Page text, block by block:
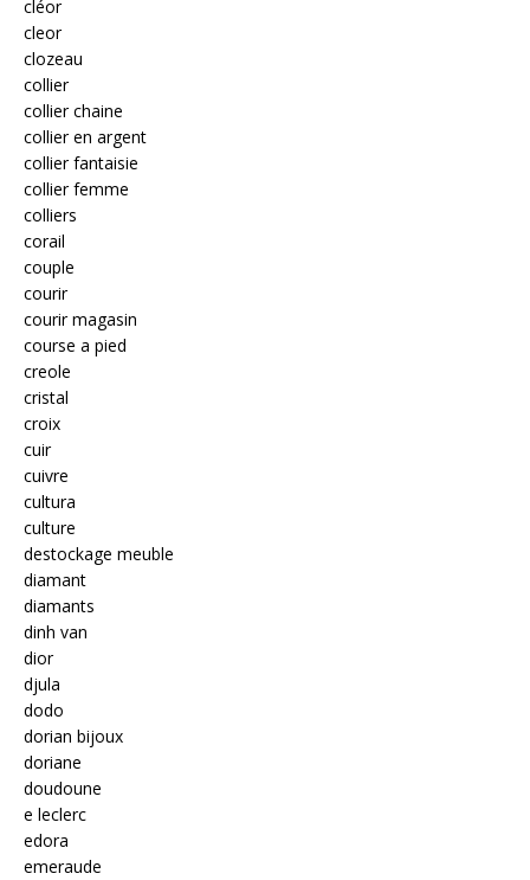
cléor
cleor
clozeau
collier
collier chaine
collier en argent
collier fantaisie
collier femme
colliers
corail
couple
courir
courir magasin
course a pied
creole
cristal
croix
cuir
cuivre
cultura
culture
destockage meuble
diamant
diamants
dinh van
dior
djula
dodo
dorian bijoux
doriane
doudoune
e leclerc
edora
emeraude